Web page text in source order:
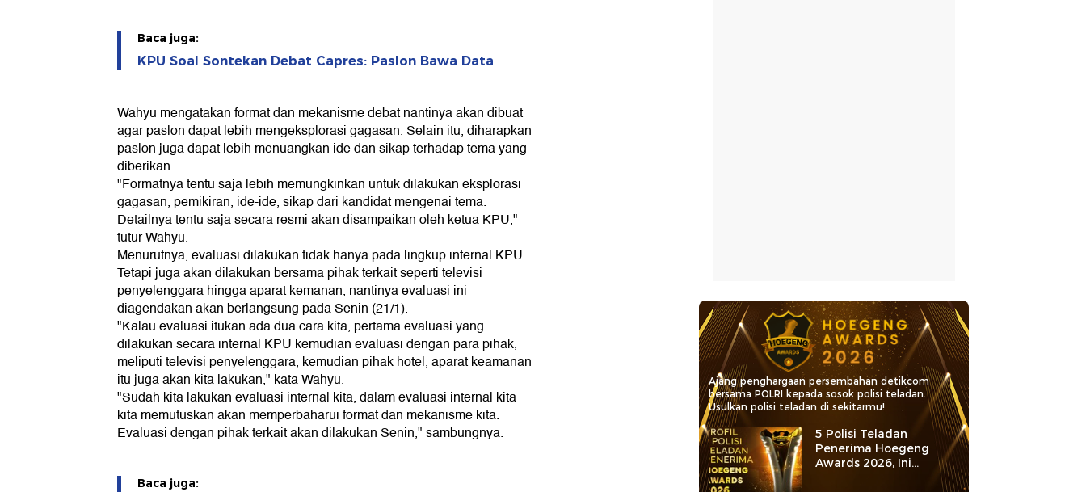
Baca juga:
KPU Soal Sontekan Debat Capres: Paslon Bawa Data
Wahyu mengatakan format dan mekanisme debat nantinya akan dibuat
agar paslon dapat lebih mengeksplorasi gagasan. Selain itu, diharapkan
paslon juga dapat lebih menuangkan ide dan sikap terhadap tema yang
diberikan.
"Formatnya tentu saja lebih memungkinkan untuk dilakukan eksplorasi
gagasan, pemikiran, ide-ide, sikap dari kandidat mengenai tema.
Detailnya tentu saja secara resmi akan disampaikan oleh ketua KPU,"
tutur Wahyu.
Menurutnya, evaluasi dilakukan tidak hanya pada lingkup internal KPU.
Tetapi juga akan dilakukan bersama pihak terkait seperti televisi
penyelenggara hingga aparat kemanan, nantinya evaluasi ini
diagendakan akan berlangsung pada Senin (21/1).
"Kalau evaluasi itukan ada dua cara kita, pertama evaluasi yang
dilakukan secara internal KPU kemudian evaluasi dengan para pihak,
meliputi televisi penyelenggara, kemudian pihak hotel, aparat keamanan
itu juga akan kita lakukan," kata Wahyu.
"Sudah kita lakukan evaluasi internal kita, dalam evaluasi internal kita
kita memutuskan akan memperbaharui format dan mekanisme kita.
Evaluasi dengan pihak terkait akan dilakukan Senin," sambungnya.
Baca juga:
Ajang penghargaan persembahan detikcom
bersama POLRI kepada sosok polisi teladan.
Usulkan polisi teladan di sekitarmu!
5 Polisi Teladan
Penerima Hoegeng
Awards 2026, Ini
Kategori dan Kiprahnya